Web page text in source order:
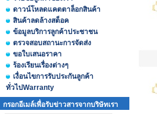
ดาวน์โหลดแคตตาล็อกสินค้า
สินค้าลดล้างสต็อค
ข้อมูลบริการลูกค้าประชาชน
ตรวจสอบสถานะการจัดส่ง
ขอใบเสนอราคา
ร้องเรียนเรื่องต่างๆ
เงื่อนไขการรับประกันลูกค้า
ทั่วไปWarranty
กรอกอีเมล์เพื่อรับข่าวสารจากบริษัทเรา